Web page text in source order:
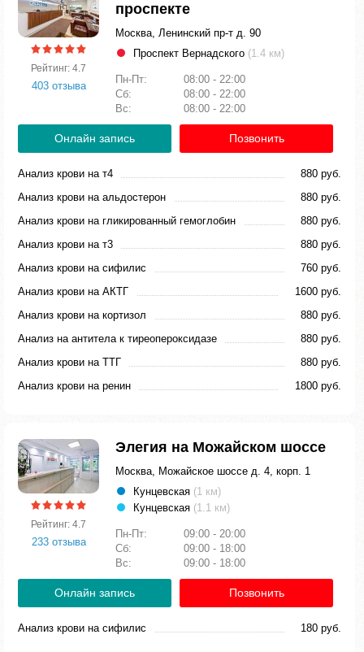
Рейтинг: 4.7
403 отзыва
проспекте
Москва, Ленинский пр-т д. 90
Проспект Вернадского (1.4 км)
Пн-Пт:
08:00 - 22:00
Сб:
08:00 - 22:00
Вс:
08:00 - 22:00
Онлайн запись Позвонить
Анализ крови на т4
880 руб.
Анализ крови на альдостерон
880 руб.
Анализ крови на гликированный гемоглобин
880 руб.
Анализ крови на т3
880 руб.
Анализ крови на сифилис
760 руб.
Анализ крови на АКТГ
1600 руб.
Анализ крови на кортизол
880 руб.
Анализ на антитела к тиреопероксидазе
880 руб.
Анализ крови на ТТГ
880 руб.
Анализ крови на ренин
1800 руб.
Рейтинг: 4.7
233 отзыва
Элегия на Можайском шоссе
Москва, Можайское шоссе д. 4, корп. 1
Кунцевская (1 км)
Кунцевская (1.1 км)
Пн-Пт:
09:00 - 20:00
Сб:
09:00 - 18:00
Вс:
09:00 - 18:00
Онлайн запись Позвонить
Анализ крови на сифилис 180 руб.